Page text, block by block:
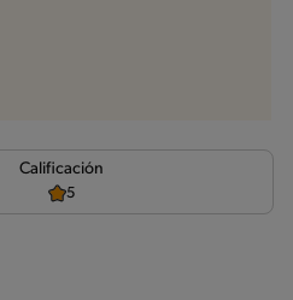
Calificación
5